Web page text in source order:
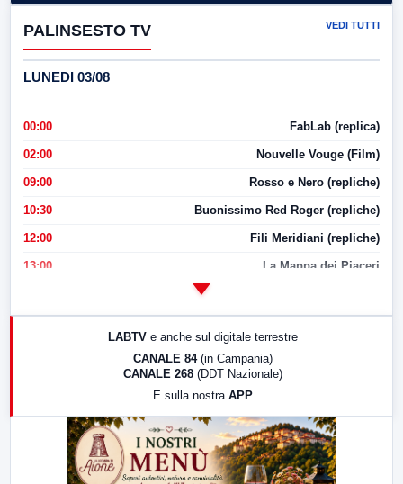
PALINSESTO TV VEDI TUTTI
LUNEDI 03/08
00:00 FabLab (replica)
02:00 Nouvelle Vouge (Film)
09:00 Rosso e Nero (repliche)
10:30 Buonissimo Red Roger (repliche)
12:00 Fili Meridiani (repliche)
13:00 La Mappa dei Piaceri
LabNews (replica)
LABTV e anche sul digitale terrestre
CANALE 84 (in Campania)
CANALE 268 (DDT Nazionale)
E sulla nostra APP